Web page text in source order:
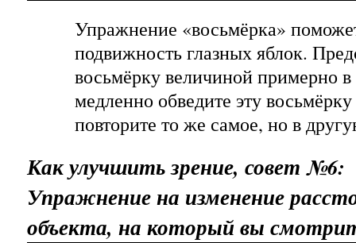
Упражнение «восьмёрка»
подвижность глазных яблок.
восьмёрку величиной примерно
медленно обведите эту
повторите то же самое, но в
Как улучшить зрение, совет №6:
Упражнение на изменение
объекта, на который вы